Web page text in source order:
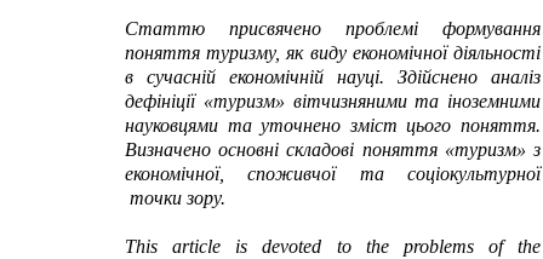
Статтю присвячено проблемі формування
поняття туризму, як виду економічної діяльності
в сучасній економічній науці. Здійснено аналіз
дефініції «туризм» вітчизняними та іноземними
науковцями та уточнено зміст цього поняття.
Визначено основні складові поняття «туризм» з
економічної, споживчої та соціокультурної
точки зору.
This article is devoted to the problems of the